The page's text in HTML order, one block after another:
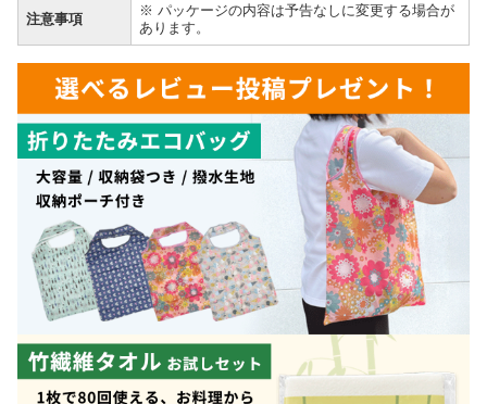
注意事項
※ パッケージの内容は予告なしに変更する場合が
あります。